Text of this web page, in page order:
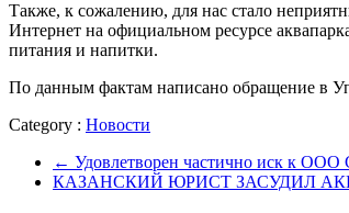
Также, к сожалению, для нас стало
Интернет на официальном ресурсе
питания и напитки.
По данным фактам написано обращение в
Category : Новости
← Удовлетворен частично иск к ООО
КАЗАНСКИЙ ЮРИСТ ЗАСУДИЛ